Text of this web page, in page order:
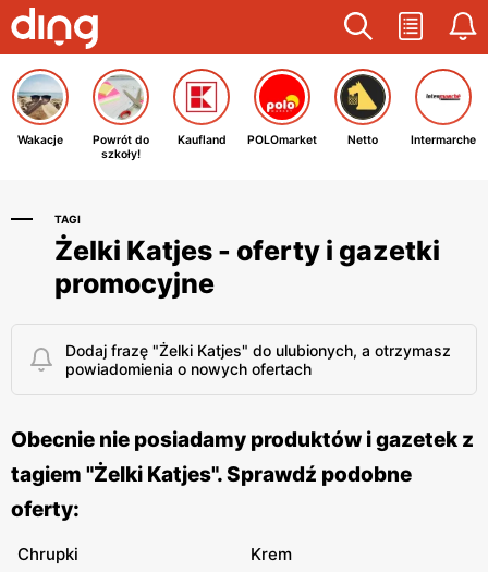
Wakacje
Powrót do
szkoły!
Kaufland POLOmarket Netto Intermarche
TAGI
Żelki Katjes - oferty i gazetki
promocyjne
Dodaj frazę "Żelki Katjes" do ulubionych, a otrzymasz
powiadomienia o nowych ofertach
Obecnie nie posiadamy produktów i gazetek z
tagiem "Żelki Katjes". Sprawdź podobne
oferty:
Chrupki
Krem